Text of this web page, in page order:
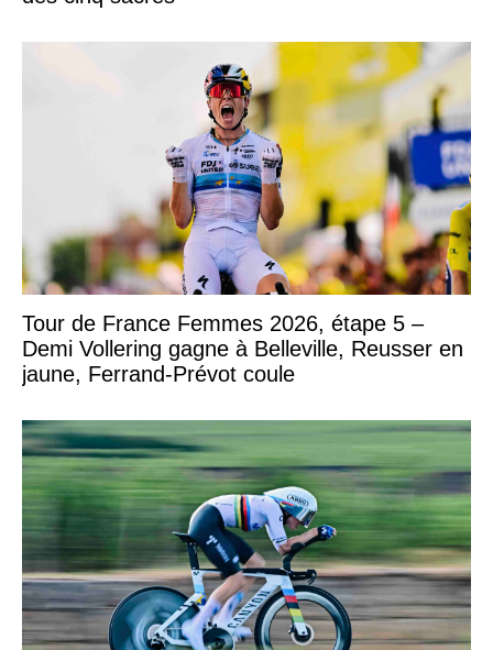
Tour de France Femmes 2026, étape 5 –
Demi Vollering gagne à Belleville, Reusser en
jaune, Ferrand-Prévot coule